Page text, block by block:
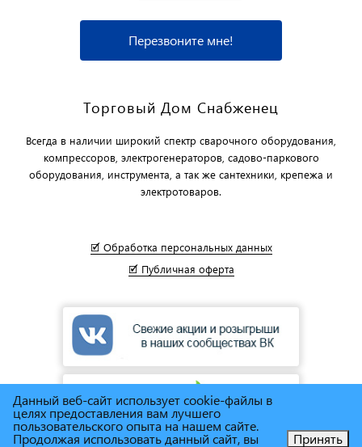
Перезвоните мне!
Торговый Дом Снабженец
Всегда в наличии широкий спектр сварочного оборудования,
компрессоров, электрогенераторов, садово-паркового
оборудования, инструмента, а так же сантехники, крепежа и
электротоваров.
🗹 Обработка персональных данных
🗹 Публичная оферта
Данный веб-сайт использует cookie-файлы в
целях предоставления вам лучшего
пользовательского опыта на нашем сайте.
Продолжая использовать данный сайт, вы Принять